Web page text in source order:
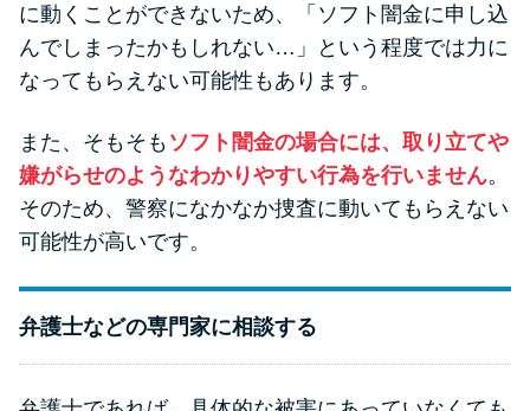
に動くことができないため、「ソフト闇金に申し込
んでしまったかもしれない…」という程度では力に
なってもらえない可能性もあります。
また、そもそも ソフト闇金の場合には、取り立てや
嫌がらせのようなわかりやすい行為を行いません。
そのため、警察になかなか捜査に動いてもらえない
可能性が高いです。
弁護士などの専門家に相談する